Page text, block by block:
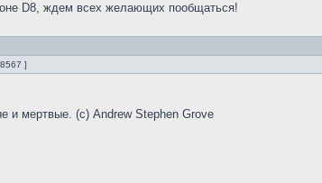
D8, ждем всех желающих пообщаться!
]
и мертвые. (с) Andrew Stephen Grove